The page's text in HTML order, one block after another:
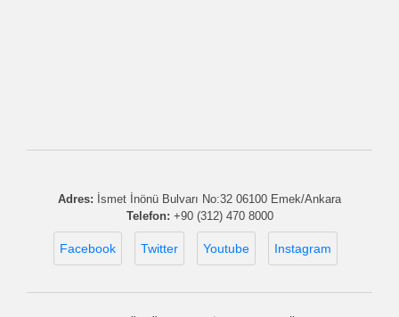
Adres: İsmet İnönü Bulvarı No:32 06100 Emek/Ankara
Telefon: +90 (312) 470 8000
Facebook Twitter Youtube Instagram